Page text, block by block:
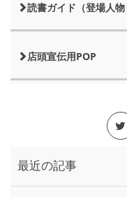
読書ガイド（登場人物
店頭宣伝用POP
最近の記事